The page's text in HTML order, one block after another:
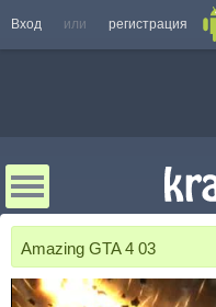
Вход или регистрация
Amazing GTA 4 03